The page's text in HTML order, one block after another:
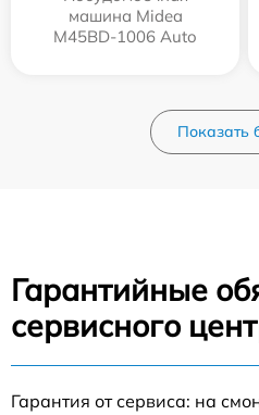
машина Midea
M45BD-1006 Auto
Показать
Гарантийные
сервисного
Гарантия от сервиса: на